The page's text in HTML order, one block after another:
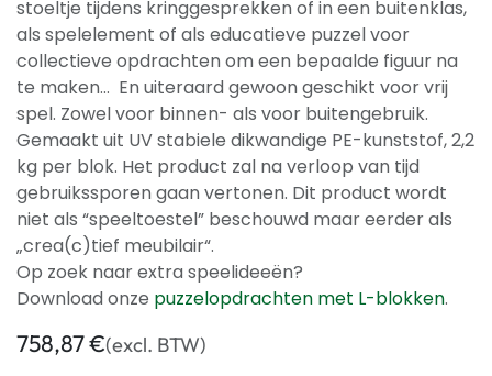
stoeltje tijdens kringgesprekken of in een buitenklas,
als spelelement of als educatieve puzzel voor
collectieve opdrachten om een bepaalde figuur na
te maken... En uiteraard gewoon geschikt voor vrij
spel. Zowel voor binnen- als voor buitengebruik.
Gemaakt uit UV stabiele dikwandige PE-kunststof, 2,2
kg per blok. Het product zal na verloop van tijd
gebruikssporen gaan vertonen. Dit product wordt
niet als “speeltoestel” beschouwd maar eerder als
„crea(c)tief meubilair“.
Op zoek naar extra speelideeën?
Download onze puzzelopdrachten met L-blokken.
758,87€(excl. BTW)